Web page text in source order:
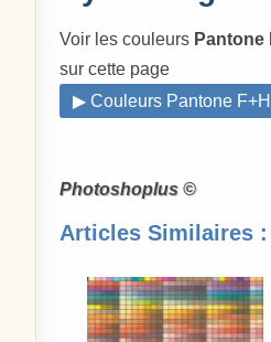
Voir les couleurs Pantone
sur cette page
▶ Couleurs Pantone
Photoshoplus ©
Articles Similaires :